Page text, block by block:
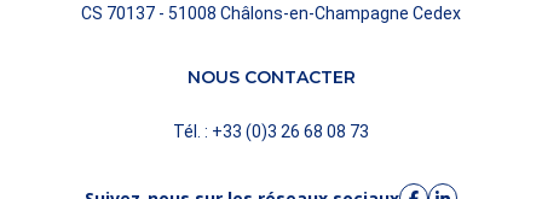
CS 70137 - 51008 Châlons-en-Champagne Cedex
NOUS CONTACTER
Tél. : +33 (0)3 26 68 08 73